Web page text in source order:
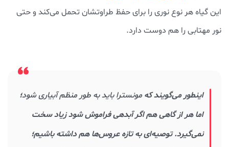
این گیاه هر نوع نوری را برای حفظ طراوتشان تحمل می‌کند و حتی
نور مهتابی را هم دوست دارد.
اینطور می‌گویند که مونسترا باید به طور منظم آبیاری شود؛
اما هر از گاهی هم اگر آبدهی فراموش شود زیاد سخت
نمی‌گیرد. توصیه‌ای به تازه عروس‌ها هم داشته باشیم؛